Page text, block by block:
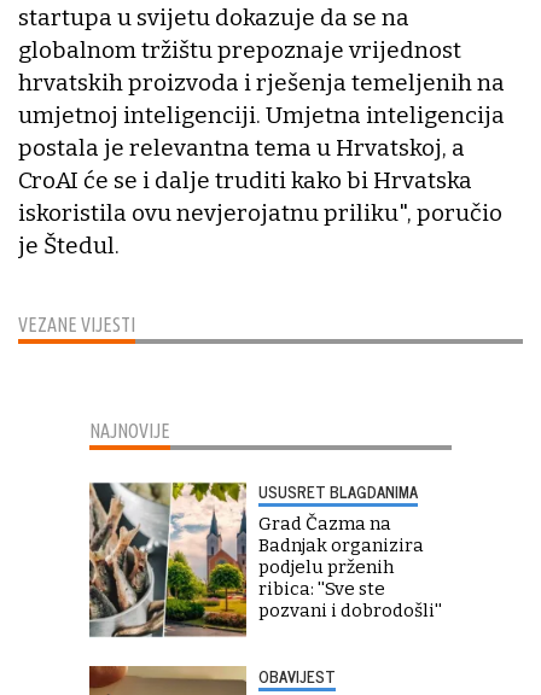
VEZANE VIJESTI
startupa u svijetu dokazuje da se na
globalnom tržištu prepoznaje vrijednost
hrvatskih proizvoda i rješenja temeljenih na
umjetnoj inteligenciji. Umjetna inteligencija
postala je relevantna tema u Hrvatskoj, a
CroAI će se i dalje truditi kako bi Hrvatska
iskoristila ovu nevjerojatnu priliku", poručio
je Štedul.
NAJNOVIJE
USUSRET BLAGDANIMA
Grad Čazma na
Badnjak organizira
podjelu prženih
ribica: ''Sve ste
pozvani i dobrodošli''
OBAVIJEST